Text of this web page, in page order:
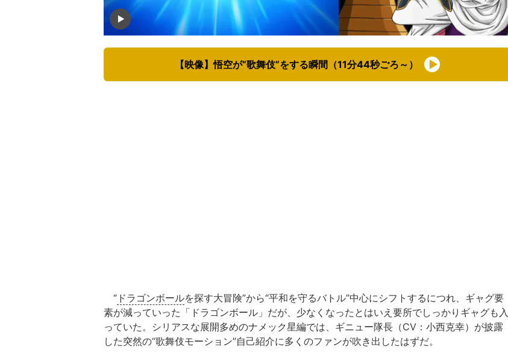
【映像】悟空が”歌舞伎”をする瞬間（11分44秒ごろ～）
“ ドラゴンボールを探す大冒険”から“平和を守るバトル”中心にシフトするにつれ、ギャグ要
素が減っていった「ドラゴンボール」だが、少なくなったとはいえ要所でしっかりギャグも入
っていた。シリアスな展開多めのナメック星編では、ギニュー隊長（CV：小西克幸）が披露
した突然の“歌舞伎モーション”自己紹介に多くのファンが吹き出したはずだ。